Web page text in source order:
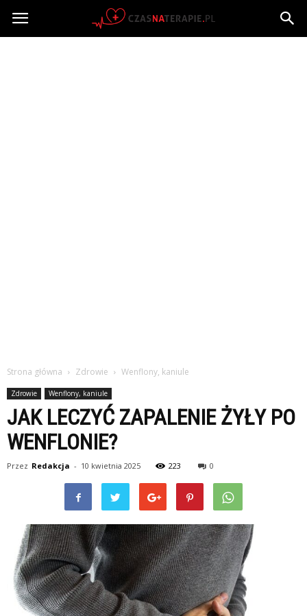
Czasnaterapie.pl
Strona główna Zdrowie Wenflony, kaniule
Zdrowie Wenflony, kaniule
JAK LECZYĆ ZAPALENIE ŻYŁY PO
WENFLONIE?
Przez Redakcja - 10 kwietnia 2025 223 0